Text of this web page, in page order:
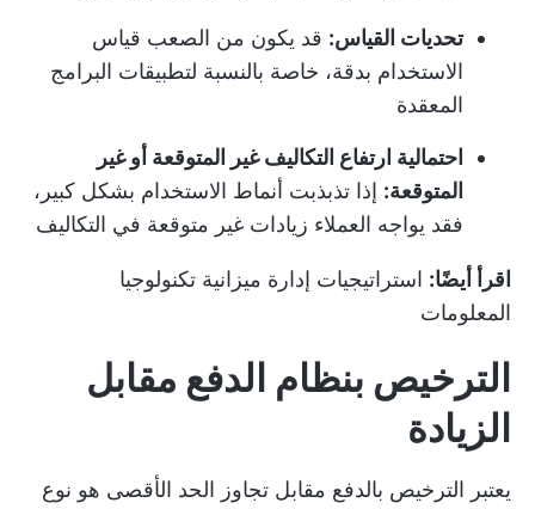
تحديات القياس: قد يكون من الصعب قياس
الاستخدام بدقة، خاصة بالنسبة لتطبيقات البرامج
المعقدة
احتمالية ارتفاع التكاليف غير المتوقعة أو غير
المتوقعة: إذا تذبذبت أنماط الاستخدام بشكل كبير،
فقد يواجه العملاء زيادات غير متوقعة في التكاليف
اقرأ أيضًا: استراتيجيات إدارة ميزانية تكنولوجيا
المعلومات
الترخيص بنظام الدفع مقابل
الزيادة
يعتبر الترخيص بالدفع مقابل تجاوز الحد الأقصى هو نوع